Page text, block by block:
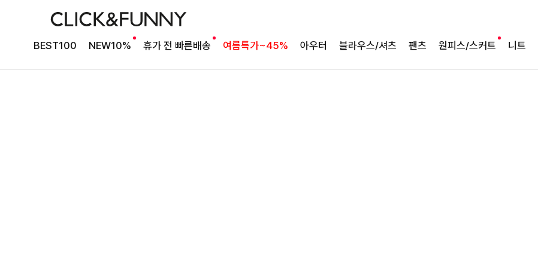
BEST100 NEW10% 휴가 전 빠른배송 여름특가~45% 아우터 블라우스/셔츠 팬츠 원피스/스커트 니트